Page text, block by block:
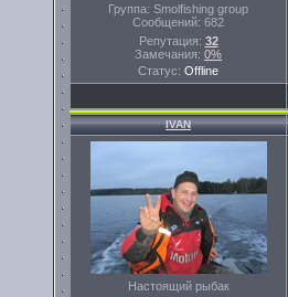
Группа: Smolfishing group
Сообщений: 682
Репутация: 32
Замечания: 0%
Статус: Offline
IVAN
Настоящий рыбак